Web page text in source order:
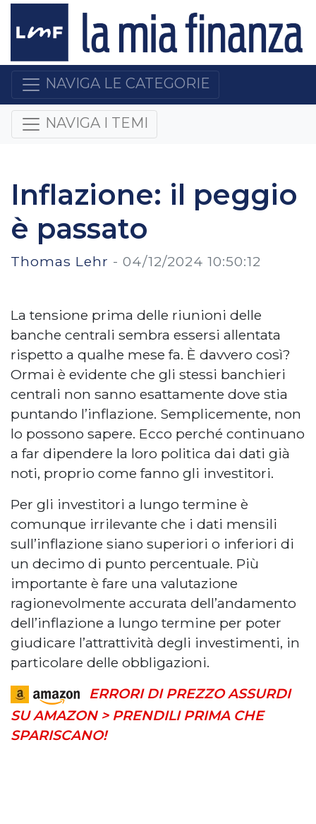
NAVIGA LE CATEGORIE
NAVIGA I TEMI
Inflazione: il peggio
è passato
Thomas Lehr - 04/12/2024 10:50:12
La tensione prima delle riunioni delle
banche centrali sembra essersi allentata
rispetto a qualhe mese fa. È davvero così?
Ormai è evidente che gli stessi banchieri
centrali non sanno esattamente dove stia
puntando l’inflazione. Semplicemente, non
lo possono sapere. Ecco perché continuano
a far dipendere la loro politica dai dati già
noti, proprio come fanno gli investitori.
Per gli investitori a lungo termine è
comunque irrilevante che i dati mensili
sull’inflazione siano superiori o inferiori di
un decimo di punto percentuale. Più
importante è fare una valutazione
ragionevolmente accurata dell’andamento
dell’inflazione a lungo termine per poter
giudicare l’attrattività degli investimenti, in
particolare delle obbligazioni.
ERRORI DI PREZZO ASSURDI
SU AMAZON > PRENDILI PRIMA CHE
SPARISCANO!